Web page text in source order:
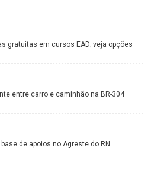
gratuitas em cursos EAD; veja opções
entre carro e caminhão na BR-304
de apoios no Agreste do RN